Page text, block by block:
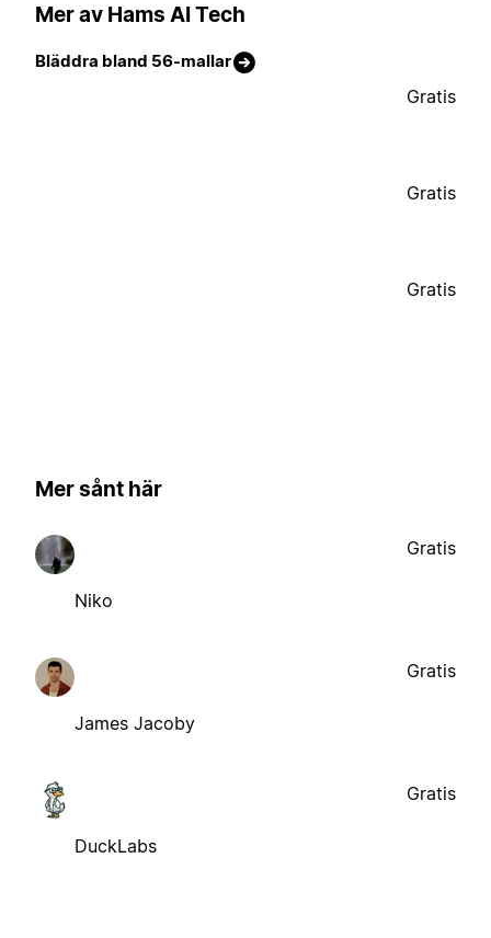
Mer av Hams AI Tech
Bläddra bland 56-mallar
Gratis
Gratis
Gratis
Mer sånt här
Niko
Gratis
James Jacoby
Gratis
DuckLabs
Gratis